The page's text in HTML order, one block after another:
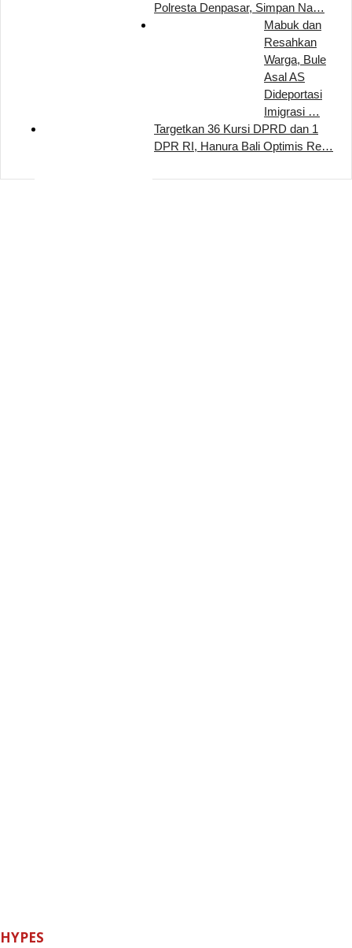
Polresta Denpasar, Simpan Na…
Mabuk dan
Resahkan
Warga, Bule
Asal AS
Dideportasi
Imigrasi …
Targetkan 36 Kursi DPRD dan 1
DPR RI, Hanura Bali Optimis Re…
HYPES